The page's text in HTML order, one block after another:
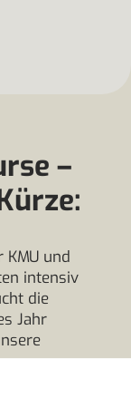
–
und
intensiv
die
Jahr